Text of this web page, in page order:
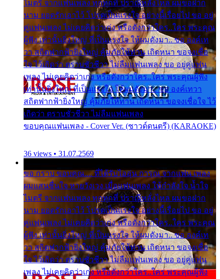
ไมตรี จากแฟนเพลง ทุกทุกที่ ปราณีหลั่งไหล ผมขอฝาก
นาม ยอดรักเอาไว้ โปรดเป็นแรงใจ อย่างนี้เรื่อยไป ขอ อยู่
คู่แฟนเพลง ไม่เคยคิดว่าเก่ง หรือดังกว่าใคร..ใคร พระคุณ
ผู้ฟัง เท่านั้นยิ่งใหญ่ ที่เป็นแรงใจ ให้ผมดังมา.. ขอ องค์เท
วา สถิตฟากฟ้ายิ่งใหญ่ คุ้มภัยให้ท่าน เถิดหนา ขอจงเชื่อ
ใจ ไว้เถิดว่า ตราบชั่วชีวา ไม่ลืมแฟนเพลง ขอ อยู่คู่แฟน
เพลง ไม่เคยคิดว่าเก่ง หรือดังกว่าใคร..ใคร พระคุณผู้ฟัง
เท่านั้นยิ่งใหญ่ ที่เป็นแรงใจ ให้ผมดังมา.. ขอ องค์เทวา
สถิตฟากฟ้ายิ่งใหญ่ คุ้มภัยให้ท่าน เถิดหนา ขอจงเชื่อใจ ไว้
เถิดว่า ตราบชั่วชีวา ไม่ลืมแฟนเพลง
ขอบคุณแฟนเพลง - Cover Ver. (ซาวด์ดนตรี) (KARAOKE)
36 views • 31.07.2569
ขอ กราบ ขอบคุณ.... ที่ได้รับไออุ่น การุณ จากแฟน เพลง
ผมแสนชื่นใจ หายวังเวง เมื่อแฟนเพลง ให้กำลังใจ น้ำใจ
ไมตรี จากแฟนเพลง ทุกทุกที่ ปราณีหลั่งไหล ผมขอฝาก
นาม ยอดรักเอาไว้ โปรดเป็นแรงใจ อย่างนี้เรื่อยไป ขอ อยู่
คู่แฟนเพลง ไม่เคยคิดว่าเก่ง หรือดังกว่าใคร..ใคร พระคุณ
ผู้ฟัง เท่านั้นยิ่งใหญ่ ที่เป็นแรงใจ ให้ผมดังมา.. ขอ องค์เท
วา สถิตฟากฟ้ายิ่งใหญ่ คุ้มภัยให้ท่าน เถิดหนา ขอจงเชื่อ
ใจ ไว้เถิดว่า ตราบชั่วชีวา ไม่ลืมแฟนเพลง ขอ อยู่คู่แฟน
เพลง ไม่เคยคิดว่าเก่ง หรือดังกว่าใคร..ใคร พระคุณผู้ฟัง